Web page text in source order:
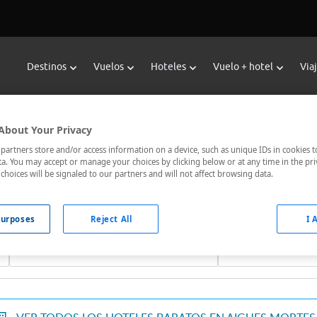
Destinos Vuelos Hoteles Vuelo + hotel
Hoteles en Aigues Mortes
de hoteles de Viajes Carrefour te ofrece hoteles baratos en
comunicados, el hotel que busques nosotros te lo
Fechas *
Your Privacy
store and/or access information on a device, such as unique IDs in cookies
You may accept or manage your choices by clicking below or at any time in the
choices will be signaled to our partners and will not affect browsing data.
Reject All I